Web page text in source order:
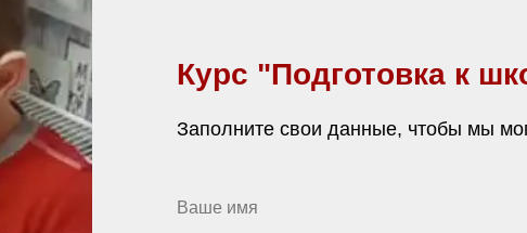
Курс "Подготовка к
Заполните свои данные, чтобы мы